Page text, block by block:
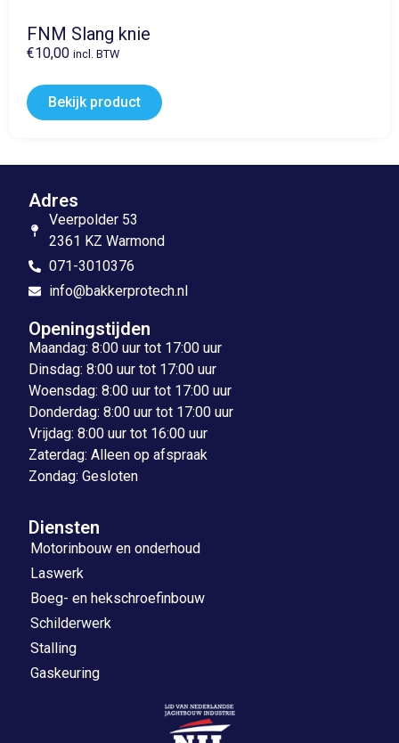
FNM Slang knie
€10,00 incl. BTW
Bekijk product
Adres
Veerpolder 53
2361 KZ Warmond
071-3010376
info@bakkerprotech.nl
Openingstijden
Maandag: 8:00 uur tot 17:00 uur
Dinsdag: 8:00 uur tot 17:00 uur
Woensdag: 8:00 uur tot 17:00 uur
Donderdag: 8:00 uur tot 17:00 uur
Vrijdag: 8:00 uur tot 16:00 uur
Zaterdag: Alleen op afspraak
Zondag: Gesloten
Diensten
Motorinbouw en onderhoud
Laswerk
Boeg- en hekschroefinbouw
Schilderwerk
Stalling
Gaskeuring